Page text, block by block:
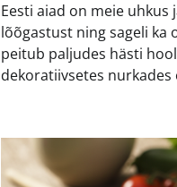
Eesti aiad on meie
lõõgastust ning sageli ka
peitub paljudes hästi
dekoratiivsetes